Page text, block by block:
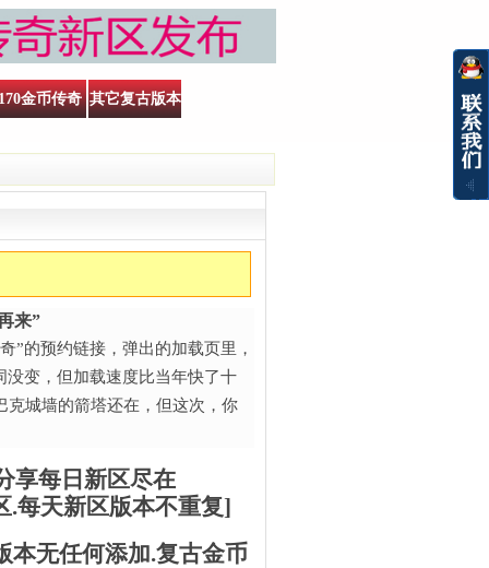
金币传奇 其它复古版本
来”​
的预约链接，弹出的加载页里，
没变，但加载速度比当年快了十
克城墙的箭塔还在，但这次，你
享每日新区尽在
.每天新区版本不重复]
本无任何添加.复古金币